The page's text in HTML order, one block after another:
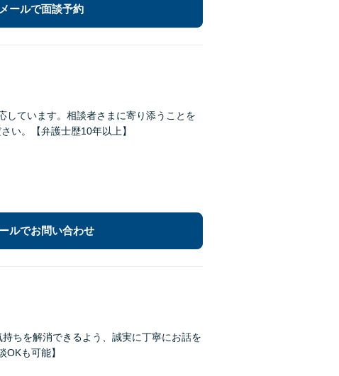
メールで面談予約
しています。相談者さまに寄り添うことを
い。【弁護士歴10年以上】
ルでお問い合わせ
ちを解消できるよう、誠実に丁寧にお話を
も可能】